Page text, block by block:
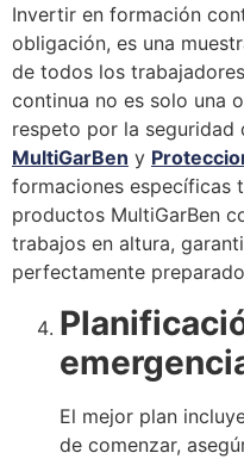
Invertir en formación
obligación, es una
de todos los
continua no es solo una
respeto por la seguridad
MultiGarBen y
formaciones específicas
productos MultiGarBen
trabajos en altura,
perfectamente
El mejor plan
de comenzar,